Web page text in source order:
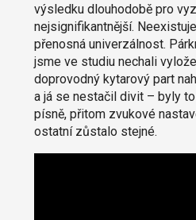
výsledku dlouhodobě pro
nejsignifikantnější.
přenosná univerzálnost.
jsme ve studiu nechali
doprovodný kytarový part
a já se nestačil divit – byly
písně, přitom zvukové
ostatní zůstalo stejné.